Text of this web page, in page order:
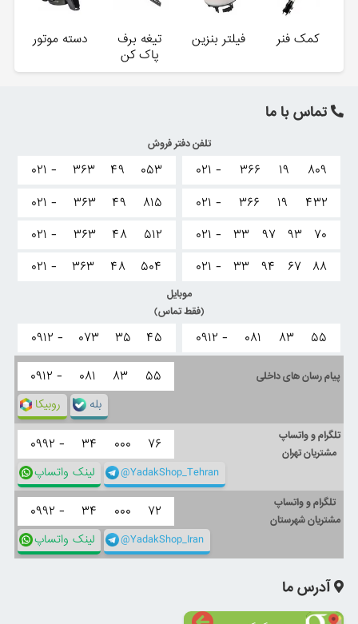
کمک فنر فیلتر بنزین
تیغه برف
پاک کن
دسته موتور
تماس با ما
تلفن دفتر فروش
۰۲۱ - ۳۶۶ ۱۹
۸۰۹
۰۲۱ -
۳۶۶ ۱۹
۴۳۲
۰۲۱ -
۳۳ ۹۷ ۹۳
۷۰
۰۲۱ -
۳۳ ۹۴ ۶۷ ۸۸
۰۲۱ - ۳۶۳ ۴۹
۰۵۳
۰۲۱ -
۳۶۳ ۴۹
۸۱۵
۰۲۱ -
۳۶۳ ۴۸
۵۱۲
۰۲۱ -
۳۶۳ ۴۸ ۵۰۴
موبایل
(فقط تماس)
۰۹۱۲ - ۰۸۱ ۸۳ ۵۵ ۰۹۱۲ - ۰۷۳ ۳۵ ۴۵
پیام رسان های داخلی ۰۹۱۲ - ۰۸۱ ۸۳ ۵۵
روبیکا بله
تلگرام و واتساپ
مشتریان تهران
۰۹۹۲ - ۳۴ ۰۰۰ ۷۶
لینک واتساپ @YadakShop_Tehran
تلگرام و واتساپ
مشتریان شهرستان
۰۹۹۲ - ۳۴ ۰۰۰ ۷۲
لینک واتساپ @YadakShop_Iran
آدرس ما